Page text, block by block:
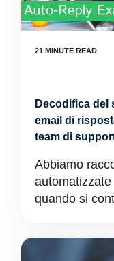
Decodifica del
email di
team di
Abbiamo
quando si